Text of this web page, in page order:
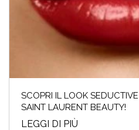
SCOPRI IL LOOK
SAINT LAURENT BEAUTY!
LEGGI DI PIÙ